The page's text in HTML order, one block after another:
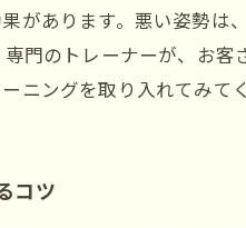
があります。悪い姿勢
門のトレーナーが、お
ニングを取り入れてみて
コツ